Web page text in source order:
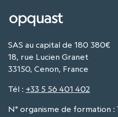
SAS au capital de 180 380€
18, rue Lucien Granet
33150, Cenon, France
Tél : +33 5 56 401 402
N° organisme de formation :